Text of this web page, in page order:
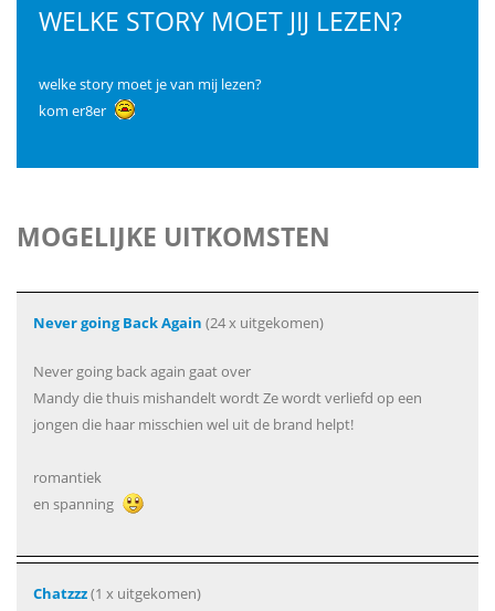
WELKE STORY MOET JIJ LEZEN?
welke story moet je van mij lezen?
kom er8er
MOGELIJKE UITKOMSTEN
Never going Back Again (24 x uitgekomen)
Never going back again gaat over
Mandy die thuis mishandelt wordt Ze wordt verliefd op een
jongen die haar misschien wel uit de brand helpt!
romantiek
en spanning
Chatzzz(1 x uitgekomen)